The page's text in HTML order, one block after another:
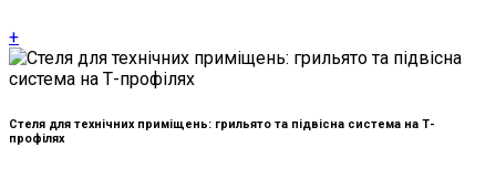
+
Стеля для технічних приміщень: грильято та підвісна система на Т-
профілях